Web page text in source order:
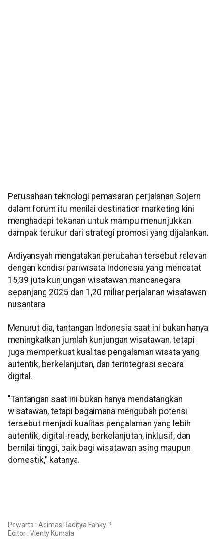
Perusahaan teknologi pemasaran perjalanan Sojern
dalam forum itu menilai destination marketing kini
menghadapi tekanan untuk mampu menunjukkan
dampak terukur dari strategi promosi yang dijalankan.
Ardiyansyah mengatakan perubahan tersebut relevan
dengan kondisi pariwisata Indonesia yang mencatat
15,39 juta kunjungan wisatawan mancanegara
sepanjang 2025 dan 1,20 miliar perjalanan wisatawan
nusantara.
Menurut dia, tantangan Indonesia saat ini bukan hanya
meningkatkan jumlah kunjungan wisatawan, tetapi
juga memperkuat kualitas pengalaman wisata yang
autentik, berkelanjutan, dan terintegrasi secara
digital.
"Tantangan saat ini bukan hanya mendatangkan
wisatawan, tetapi bagaimana mengubah potensi
tersebut menjadi kualitas pengalaman yang lebih
autentik, digital-ready, berkelanjutan, inklusif, dan
bernilai tinggi, baik bagi wisatawan asing maupun
domestik," katanya.
Pewarta : Adimas Raditya Fahky P
Editor : Vienty Kumala